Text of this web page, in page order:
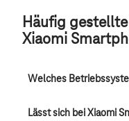
Häufig
Xiaomi
Welches
Lässt sich bei Xiaomi